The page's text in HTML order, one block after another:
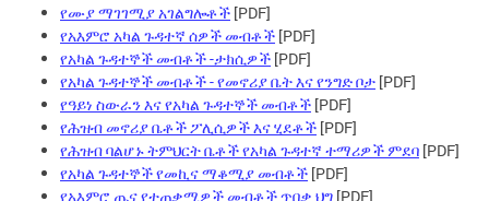
የሙያ ማገገሚያ አገልግሎቶች [PDF]
የአእምሮ አካል ጉዳተኛ ሰዎች መብቶች [PDF]
የአካል ጉዳተኞች መብቶች -ታክሲዎች [PDF]
የአካል ጉዳተኞች መብቶች - የመኖሪያ ቤት እና የንግድ ቦታ [PDF]
የዓይነ ስውራን እና የአካል ጉዳተኞች መብቶች [PDF]
የሕዝብ መኖሪያ ቤቶች ፖሊሲዎች እና ሂደቶች [PDF]
የሕዝብ ባልሆኑ ትምህርት ቤቶች የአካል ጉዳተኛ ተማሪዎች ምደባ [PDF]
የአካል ጉዳተኞች የመኪና ማቆሚያ መብቶች [PDF]
የአእምሮ ጤና የተጠቃሚዎች መብቶች ጥበቃ ህግ [PDF]